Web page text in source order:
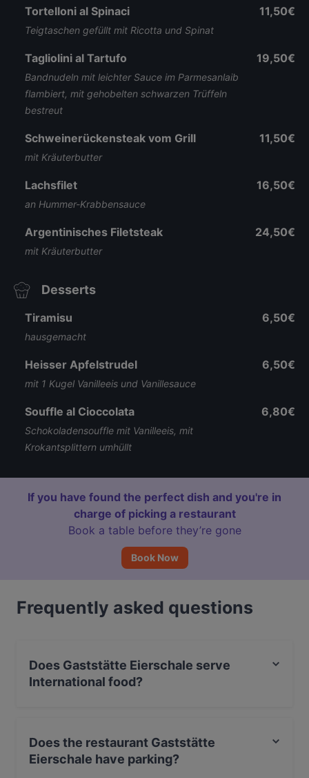
Tortelloni al Spinaci
Teigtaschen gefüllt mit Ricotta und Spinat
11,50€
Tagliolini al Tartufo
Bandnudeln mit leichter Sauce im Parmesanlaib
flambiert, mit gehobelten schwarzen Trüffeln
bestreut
19,50€
Schweinerückensteak vom Grill
mit Kräuterbutter
11,50€
Lachsfilet
an Hummer-Krabbensauce
16,50€
Argentinisches Filetsteak
mit Kräuterbutter
24,50€
Desserts
Tiramisu
hausgemacht
6,50€
Heisser Apfelstrudel
mit 1 Kugel Vanilleeis und Vanillesauce
6,50€
Souffle al Cioccolata
Schokoladensouffle mit Vanilleeis, mit
Krokantsplittern umhüllt
6,80€
If you have found the perfect dish and you're in
charge of picking a restaurant
Book a table before they’re gone
Book Now
Frequently asked questions
Does Gaststätte Eierschale serve
International food?
& Drink food.
Does the restaurant Gaststätte
Eierschale have parking?